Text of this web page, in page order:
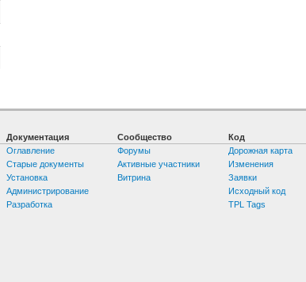
Документация
Оглавление
Старые документы
Установка
Администрирование
Разработка
Сообщество
Форумы
Активные участники
Витрина
Код
Дорожная карта
Изменения
Заявки
Исходный код
TPL Tags